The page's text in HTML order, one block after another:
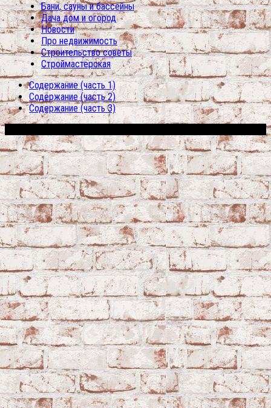
Бани, сауны и бассейны
Дача дом и огород
Новости
Про недвижимость
Строительство советы
Строймастерская
Содержание (часть 1)
Содержание (часть 2)
Содержание (часть 3)